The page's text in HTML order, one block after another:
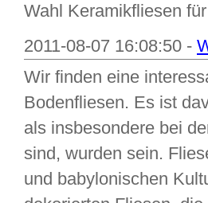
Wahl Keramikfliesen
2011-08-07 16:08:50 -
Wir finden eine
Bodenfliesen. Es ist
als insbesondere bei
sind, wurden sein.
und babylonischen